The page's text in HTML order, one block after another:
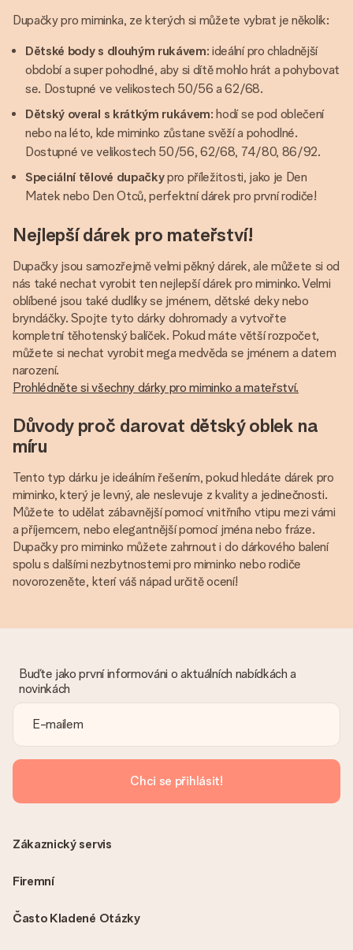
Dupačky pro miminka, ze kterých si můžete vybrat je několik:
Dětské body s dlouhým rukávem: ideální pro chladnější
období a super pohodlné, aby si dítě mohlo hrát a pohybovat
se. Dostupné ve velikostech 50/56 a 62/68.
Dětský overal s krátkým rukávem: hodí se pod oblečení
nebo na léto, kde miminko zůstane svěží a pohodlné.
Dostupné ve velikostech 50/56, 62/68, 74/80, 86/92.
Speciální tělové dupačkypro příležitosti, jako je Den
Matek nebo Den Otců, perfektní dárek pro první rodiče!
Nejlepší dárek pro mateřství!
Dupačky jsou samozřejmě velmi pěkný dárek, ale můžete si od
nás také nechat vyrobit ten nejlepší dárek pro miminko. Velmi
oblíbené jsou také dudlíky se jménem, dětské deky nebo
bryndáčky. Spojte tyto dárky dohromady a vytvořte
kompletní těhotenský balíček. Pokud máte větší rozpočet,
můžete si nechat vyrobit mega medvěda se jménem a datem
narození.
Prohlédněte si všechny dárky pro miminko a mateřství.
Důvody proč darovat dětský oblek na
míru
Tento typ dárku je ideálním řešením, pokud hledáte dárek pro
miminko, který je levný, ale neslevuje z kvality a jedinečnosti.
Můžete to udělat zábavnější pomocí vnitřního vtipu mezi vámi
a příjemcem, nebo elegantnější pomocí jména nebo fráze.
Dupačky pro miminko můžete zahrnout i do dárkového balení
spolu s dalšími nezbytnostemi pro miminko nebo rodiče
novorozeněte, kterí váš nápad určitě ocení!
Buďte jako první informováni o aktuálních nabídkách a
novinkách
Chci se přihlásit!
Často Kladené Otázky
Zákaznický servis
Firemní